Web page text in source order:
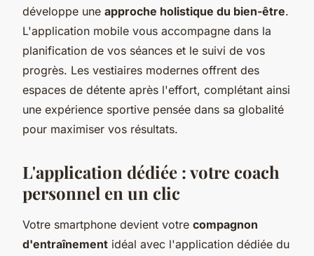
développe une approche holistique du bien-être.
L'application mobile vous accompagne dans la
planification de vos séances et le suivi de vos
progrès. Les vestiaires modernes offrent des
espaces de détente après l'effort, complétant ainsi
une expérience sportive pensée dans sa globalité
pour maximiser vos résultats.
L'application dédiée : votre coach
personnel en un clic
Votre smartphone devient votre compagnon
d'entraînement idéal avec l'application dédiée du